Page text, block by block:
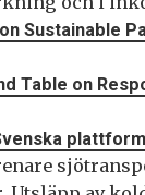
Sustainable
Table on